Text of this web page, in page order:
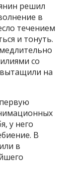
решил
в
течением
и тонуть.
со
на
у него
В
в